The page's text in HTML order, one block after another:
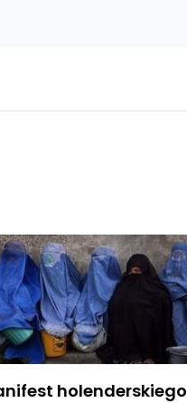
holenderskiego